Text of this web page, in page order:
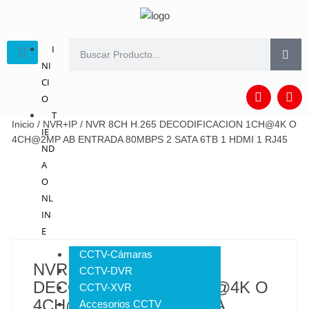
I
NI
CI
O
T
IE
ND
A
O
NL
IN
E
CCTV-Cámaras
CCTV-DVR
CCTV-XVR
Accesorios CCTV
Inicio / NVR+IP / NVR 8CH H.265 DECODIFICACION 1CH@4K O
4CH@2MP AB ENTRADA 80MBPS 2 SATA 6TB 1 HDMI 1 RJ45
NVR 8CH H.265
DECODIFICACION 1CH@4K O
4CH@2MP AB ENTRADA